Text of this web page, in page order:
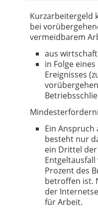
Kurzarbeitergeld
bei
vermeidbarem
aus
in Folge
Ereignisses
Ein
besteht nur
ein Drittel
Prozent des
betroffen ist.
der
für Arbeit.